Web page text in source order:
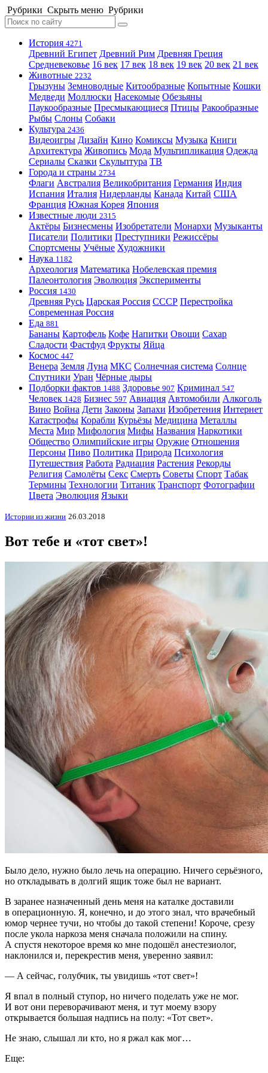
Рубрики Скрыть меню Рубрики
История 4271
Древний Египет Древний Рим Древняя Греция
Средневековье 16 век 17 век 18 век 19 век 20 век 21 век
Животные 2232
Грызуны Земноводные Китообразные Копытные Кошки
Медведи Моллюски Насекомые Обезьяны
Паукообразные Пресмыкающиеся Птицы Ракообразные
Рыбы Слоны Собаки
Культура 2436
Видеоигры Дизайн Кино Комиксы Музыка Книги
Архитектура Живопись Мода Мультипликация Одежда
Сериалы Сказки Скульптура ТВ
Города и страны 2734
Флаги Австралия Великобритания Германия Индия
Испания Италия Нидерланды Канада Китай США
Франция Южная Корея Япония
Известные люди 2315
Актёры Бизнесмены Изобретатели Монархи Музыканты
Писатели Политики Преступники Режиссёры
Спортсмены Учёные Художники
Наука 1182
Археология Математика Нобелевская премия
Палеонтология Эволюция Эксперименты
Россия 1430
Древняя Русь Царская Россия СССР Перестройка
Современная Россия
Еда 881
Бананы Картофель Кофе Напитки Овощи Сахар
Сладости Фастфуд Фрукты Яйца
Космос 447
Венера Земля Луна МКС Солнечная система Солнце
Спутники Уран Чёрные дыры
Подборки фактов 1488 Здоровье 907 Криминал 547
Человек 1428 Бизнес 597 Авиация Автомобили Алкоголь
Вино Война Дети Законы Запахи Изобретения Интернет
Катастрофы Корабли Курьёзы Медицина Металлы
Места Мир Мифология Мифы Названия Наркотики
Общество Олимпийские игры Оружие Отношения
Персоны Пиво Политика Природа Психология
Путешествия Работа Радиация Растения Рекорды
Религия Самолёты Секс Смерть Советы Спорт Табак
Термины Технологии Титаник Транспорт Фотографии
Цвета Эволюция Языки
Истории из жизни 26.03.2018
Вот тебе и «тот свет»!
Было дело, нужно было лечь на операцию. Ничего серьёзного,
но откладывать в долгий ящик тоже был не вариант.
В заранее назначенный день меня на каталке доставили
в операционную. Я, конечно, и до этого знал, что врачебный
юмор чернее тучи, но чтобы до такой степени! Короче, срезу
после укола наркоза меня сначала положили на спину.
А спустя некоторое время ко мне подошёл анестезиолог,
наклонился и, перекрестив меня, уверенно заявил:
— А сейчас, голубчик, ты увидишь «тот свет»!
Я впал в полный ступор, но ничего поделать уже не мог.
И вот они переворачивают меня, и тут моему взору
открывается большая надпись на полу: «Тот свет».
Не знаю, слышал ли кто, но я ржал как мог…
Еще: